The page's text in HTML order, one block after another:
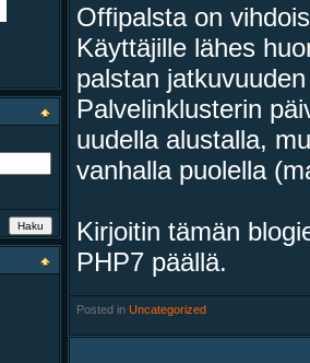
Offipalsta on
Käyttäjille lähes
palstan
Palvelinklusterin
uudella alustalla,
vanhalla puolella
Kirjoitin tämän
PHP7 päällä.
Posted in Uncategorized